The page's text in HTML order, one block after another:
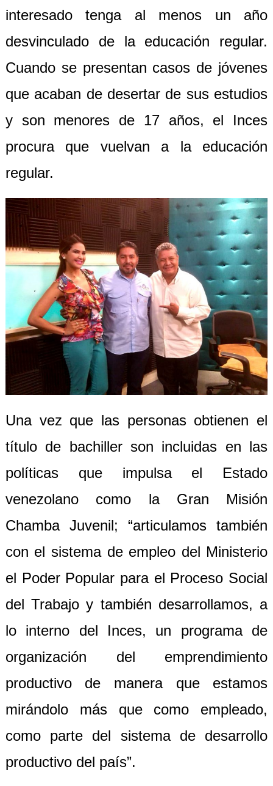
interesado tenga al menos un año
desvinculado de la educación regular.
Cuando se presentan casos de jóvenes
que acaban de desertar de sus estudios
y son menores de 17 años, el Inces
procura que vuelvan a la educación
regular.
Una vez que las personas obtienen el
título de bachiller son incluidas en las
políticas que impulsa el Estado
venezolano como la Gran Misión
Chamba Juvenil; “articulamos también
con el sistema de empleo del Ministerio
el Poder Popular para el Proceso Social
del Trabajo y también desarrollamos, a
lo interno del Inces, un programa de
organización del emprendimiento
productivo de manera que estamos
mirándolo más que como empleado,
como parte del sistema de desarrollo
productivo del país”.